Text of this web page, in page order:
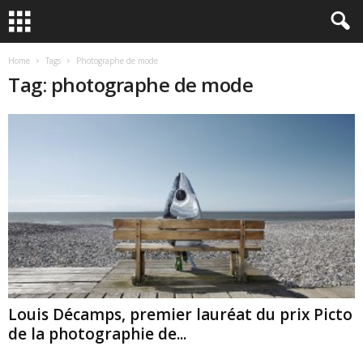
Home Tags Photographe de mode
Tag: photographe de mode
Louis Décamps, premier lauréat du prix Picto
de la photographie de...